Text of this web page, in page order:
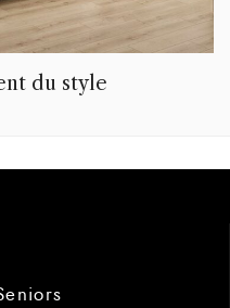
du style